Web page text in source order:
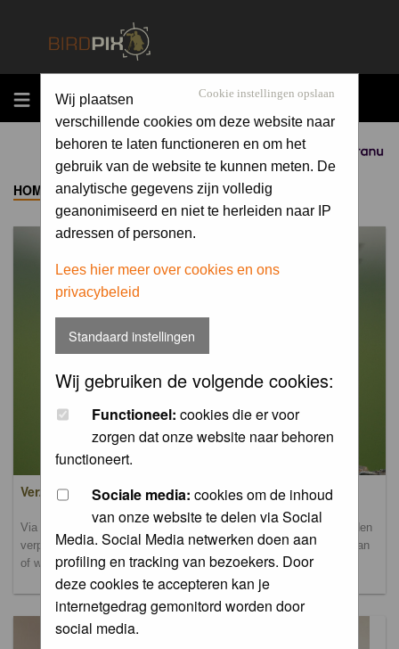
MENU
Sponsored by
Cookie instellingen opslaan
Wij plaatsen
verschillende cookies om deze website naar
behoren te laten functioneren en om het
gebruik van de website te kunnen meten. De
analytische gegevens zijn volledig
geanonimiseerd en niet te herleiden naar IP
adressen of personen.
Lees hier meer over cookies en ons
privacybeleid
Standaard instellingen
Wij gebruiken de volgende cookies:
Functioneel: cookies die er voor
zorgen dat onze website naar behoren
functioneert.
Sociale media: cookies om de inhoud
van onze website te delen via Social
Media. Social Media netwerken doen aan
profiling en tracking van bezoekers. Door
deze cookies te accepteren kan je
internetgedrag gemonitord worden door
social media.
HOME ->ALBUM
Verzamel- en uploadalbum
Via dit album kun je foto's uploaden. Onderscheidende foto's worden
verplaatst naar de database-albums. Andere foto's blijven hier staan
of worden verplaatst naar het verbeteralbum.